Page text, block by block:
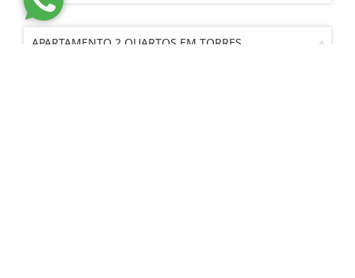
APARTAMENTO 2 QUARTOS EM TORRES